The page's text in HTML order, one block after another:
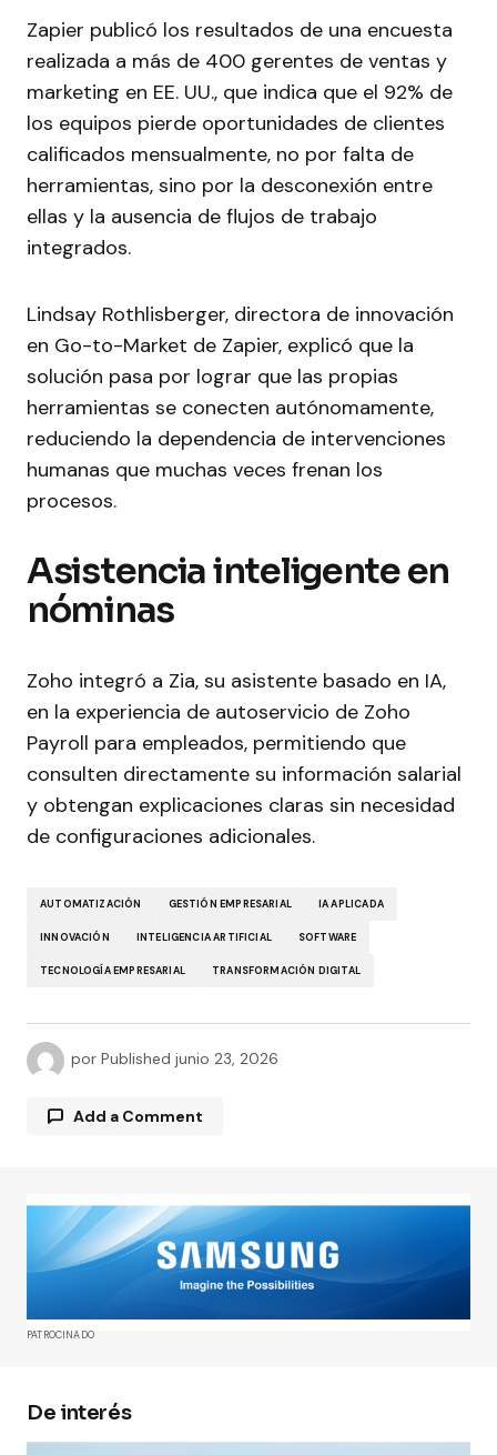
Zapier publicó los resultados de una encuesta
realizada a más de 400 gerentes de ventas y
marketing en EE. UU., que indica que el 92% de
los equipos pierde oportunidades de clientes
calificados mensualmente, no por falta de
herramientas, sino por la desconexión entre
ellas y la ausencia de flujos de trabajo
integrados.
Lindsay Rothlisberger, directora de innovación
en Go-to-Market de Zapier, explicó que la
solución pasa por lograr que las propias
herramientas se conecten autónomamente,
reduciendo la dependencia de intervenciones
humanas que muchas veces frenan los
procesos.
Asistencia inteligente en
nóminas
Zoho integró a Zia, su asistente basado en IA,
en la experiencia de autoservicio de Zoho
Payroll para empleados, permitiendo que
consulten directamente su información salarial
y obtengan explicaciones claras sin necesidad
de configuraciones adicionales.
AUTOMATIZACIÓN GESTIÓN EMPRESARIAL IA APLICADA
INNOVACIÓN INTELIGENCIA ARTIFICIAL SOFTWARE
TECNOLOGÍA EMPRESARIAL TRANSFORMACIÓN DIGITAL
por Published junio 23, 2026
Add a Comment
Tu dirección de correo electrónico no será
publicada.Los campos obligatorios están
marcados con*
Comment*
PATROCINADO
De interés